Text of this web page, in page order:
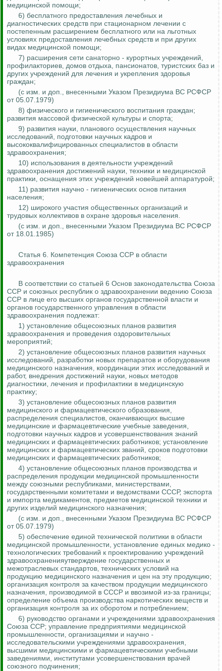
медицинской помощи;
6) бесплатного предоставления лечебных и
диагностических средств при стационарном лечении с
постепенным расширением бесплатного или на льготных
условиях предоставления лечебных средств и при других
видах медицинской помощи;
7) расширения сети санаторно - курортных учреждений,
профилакториев, домов отдыха, пансионатов, туристских баз и
других учреждений для лечения и укрепления здоровья
граждан;
(с изм. и доп., внесенными Указом Президиума ВС РСФСР
от 05.07.1979)
8) физического и гигиенического воспитания граждан;
развития массовой физической культуры и спорта;
9) развития науки, планового осуществления научных
исследований, подготовки научных кадров и
высококвалифицированных специалистов в области
здравоохранения;
10) использования в деятельности учреждений
здравоохранения достижений науки, техники и медицинской
практики, оснащения этих учреждений новейшей аппаратурой;
11) развития научно - гигиенических основ питания
населения;
12) широкого участия общественных организаций и
трудовых коллективов в охране здоровья населения.
(с изм. и доп., внесенными Указом Президиума ВС РСФСР
от 18.01.1985)
Статья 6. Компетенция Союза ССР в области
здравоохранения
В соответствии со статьей 6 Основ законодательства Союза
ССР и союзных республик о здравоохранении ведению Союза
ССР в лице его высших органов государственной власти и
органов государственного управления в области
здравоохранения подлежат:
1) установление общесоюзных планов развития
здравоохранения и проведения оздоровительных
мероприятий;
2) установление общесоюзных планов развития научных
исследований, разработки новых препаратов и оборудования
медицинского назначения, координации этих исследований и
работ, внедрения достижений науки, новых методов
диагностики, лечения и профилактики в медицинскую
практику;
3) установление общесоюзных планов развития
медицинского и фармацевтического образования,
распределения специалистов, оканчивающих высшие
медицинские и фармацевтические учебные заведения,
подготовки научных кадров и усовершенствования знаний
медицинских и фармацевтических работников; установление
медицинских и фармацевтических званий, сроков подготовки
медицинских и фармацевтических работников;
4) установление общесоюзных планов производства и
распределения продукции медицинской промышленности
между союзными республиками, министерствами,
государственными комитетами и ведомствами СССР, экспорта
и импорта медикаментов, предметов медицинской техники и
других изделий медицинского назначения;
(с изм. и доп., внесенными Указом Президиума ВС РСФСР
от 05.07.1979)
5) обеспечение единой технической политики в области
медицинской промышленности, установление единых медико -
технологических требований к проектированию учреждений
здравоохраненияутверждение государственных и
межотраслевых стандартов, технических условий на
продукцию медицинского назначения и цен на эту продукцию;
организация контроля за качеством продукции медицинского
назначения, производимой в СССР и ввозимой из-за границы;
определение объема производства наркотических веществ и
организация контроля за их оборотом и потреблением;
6) руководство органами и учреждениями здравоохранения
Союза ССР; управление предприятиями медицинской
промышленности, организациями и научно -
исследовательскими учреждениями здравоохранения,
высшими медицинскими и фармацевтическими учебными
заведениями, институтами усовершенствования врачей
союзного подчинения;